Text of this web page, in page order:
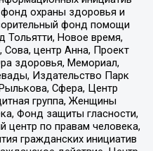
охраны здоровья и
фонд помощи
Новое время,
Сова, центр Анна, Проект
здоровья, Мемориал,
Издательство Парк
Сфера, Центр
группа, Женщины
Фонд защиты гласности,
центр по правам человека,
гражданских инициатив